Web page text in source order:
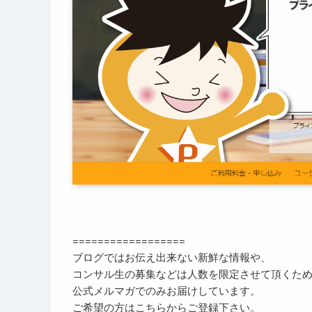
==================
ブログではお伝え出来ない新鮮な情報や、
コンサル生の募集などは人数を限定させて頂くため
公式メルマガでのみお届けしています。
ご希望の方はこちらからご登録下さい。